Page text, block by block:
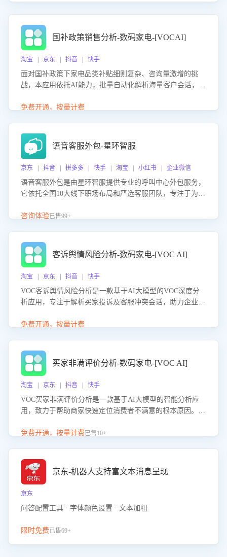
国补政策销售分析-数码家电-[VOCAI]
淘宝 | 京东 | 抖音 | 快手
面对国补政策下家电品类补贴细则复杂、咨询量激增的挑
战，本应用依托AI能力，批量自动化解析海量客户会话，精
购买意向，深度洞察决策动因。同时全面评估客服团队政策
度、客服转化能力及销售业绩。
免费开通，按量计费
语音客服外包-星环智服
京东 | 抖音 | 拼多多 | 快手 | 淘宝 | 小红书 | 企业微信
语音客服外包是由星环智服提供专业的呼叫中心外包服务，
它依托全国10大线下职场布局和严选客服团队，专注于为企
客服团队和智能工具提升语音客服服务效率和质量，帮助企
咨询体验已售99+
客诉舆情风险分析-数码家电-[VOC AI]
淘宝 | 京东 | 抖音 | 快手
VOC客诉舆情风险分析是一款基于AI大模型的VOC深度分
析应用，专注于解析买家投诉及客服冲突会话，助力企业精
别客户情绪、归因争议根源，并客观评估客服应对合理性与
能力，阻断差评扩散，维护品牌声誉，实现客户满意度的持
续提升。
免费开通，按量计费
买家非满评价分析-数码家电-[VOC AI]
淘宝 | 京东 | 抖音 | 快手
VOC买家非满评价分析是一款基于AI大模型的智能分析应
用，致力于帮助商家快速定位消费者不满意的根本原因。该
客服原因或其它部门原因，明确责任归属，提供可落地的改
改，有效提升客户满意度和店铺整体服务质量。
免费开通，按量计费已售10+
京东-机器人支持富文本消息呈现
京东
问答配置工具 · 字体颜色设置 · 文本加粗
限时免费已售69+